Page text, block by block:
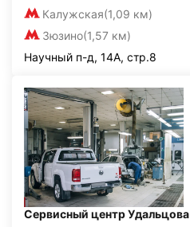
Калужская(1,09 км)
Зюзино(1,57 км)
Научный п-д, 14А, стр.8
Сервисный центр Удальцова